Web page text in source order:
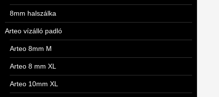
8mm halszálka
Arteo vízálló padló
Arteo 8mm M
Arteo 8 mm XL
Arteo 10mm XL